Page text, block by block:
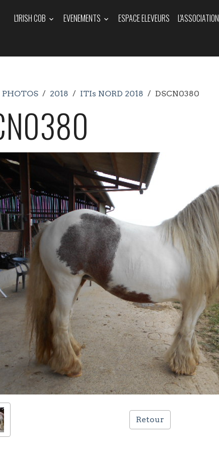
L'IRISH COB EVENEMENTS ESPACE ELEVEURS L'ASSOCIATION
PHOTOS 2018 ITIs NORD 2018 DSCN0380
Retour